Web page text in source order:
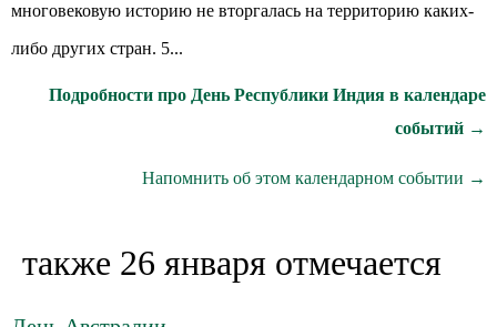
многовековую историю не вторгалась на территорию каких-
либо других стран. 5...
Подробности про День Республики Индия в календаре
событий →
Напомнить об этом календарном событии →
также 26 января отмечается